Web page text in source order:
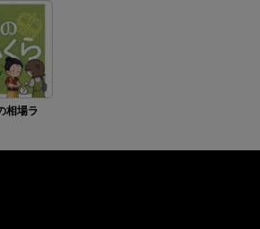
相場ラ